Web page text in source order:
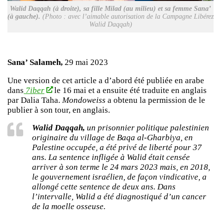
Walid Daqqah (à droite), sa fille Milad (au milieu) et sa femme Sana’
(à gauche). (Photo : avec l’aimable autorisation de la Campagne Libérez
Walid Daqqah)
Sana’ Salameh, 29 mai 2023
Une version de cet article a d’abord été publiée en arabe
dans 7iber
le 16 mai et a ensuite été traduite en anglais
par Dalia Taha. Mondoweiss a obtenu la permission de le
publier à son tour, en anglais.
Walid Daqqah, un prisonnier politique palestinien
originaire du village de Baqa al-Gharbiya, en
Palestine occupée, a été privé de liberté pour 37
ans. La sentence infligée à Walid était censée
arriver à son terme le 24 mars 2023 mais, en 2018,
le gouvernement israélien, de façon vindicative, a
allongé cette sentence de deux ans. Dans
l’intervalle, Walid a été diagnostiqué d’un cancer
de la moelle osseuse.